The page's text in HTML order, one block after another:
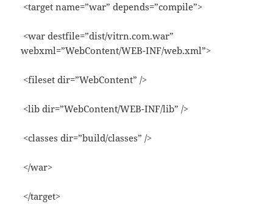
<target name=”war” depends=”compile”>
<war destfile=”dist/vitrn.com.war”
webxml=”WebContent/WEB-INF/web.xml”>
<fileset dir=”WebContent” />
<lib dir=”WebContent/WEB-INF/lib” />
<classes dir=”build/classes” />
</war>
</target>